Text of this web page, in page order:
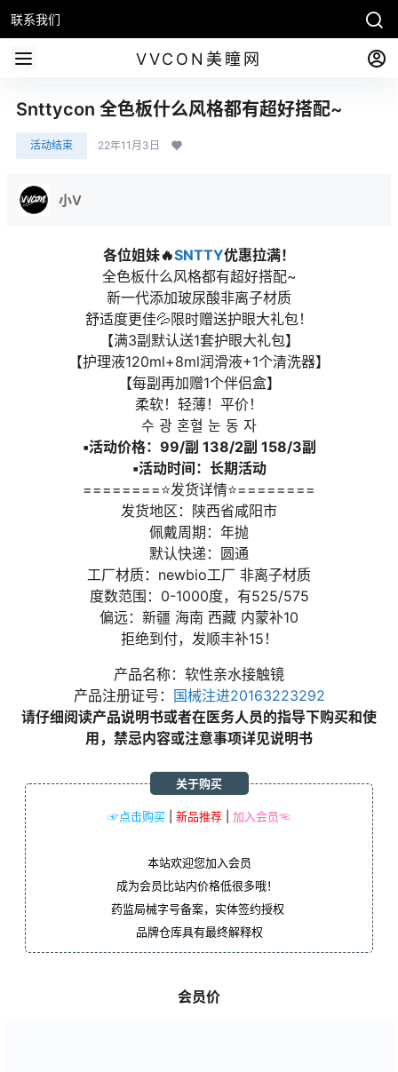
联系我们
VVCON美瞳网
Snttycon 全色板什么风格都有超好搭配~
活动结束 22年11月3日
小V
各位姐妹🔥SNTTY优惠拉满！
全色板什么风格都有超好搭配~
新一代添加玻尿酸非离子材质
舒适度更佳💦限时赠送护眼大礼包！
【满3副默认送1套护眼大礼包】
【护理液120ml+8ml润滑液+1个清洗器】
【每副再加赠1个伴侣盒】
柔软！轻薄！平价！
수 광 혼혈 눈 동 자
▪活动价格：99/副 138/2副 158/3副
▪活动时间：长期活动
========⭐发货详情⭐========
发货地区：陕西省咸阳市
佩戴周期：年抛
默认快递：圆通
工厂材质：newbio工厂 非离子材质
度数范围：0-1000度，有525/575
偏远：新疆 海南 西藏 内蒙补10
拒绝到付，发顺丰补15！
产品名称：软性亲水接触镜
产品注册证号：
国械注进20163223292
请仔细阅读产品说明书或者在医务人员的指导下购买和使
用，禁忌内容或注意事项详见说明书
☞点击购买 新品推荐 加入会员☜
关于购买
本站欢迎您加入会员
成为会员比站内价格低很多哦！
药监局械字号备案，实体签约授权
品牌仓库具有最终解释权
会员价